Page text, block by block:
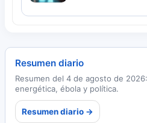
Resumen diario
Resumen del 4 de agosto de
energética, ébola y política.
Resumen diario →